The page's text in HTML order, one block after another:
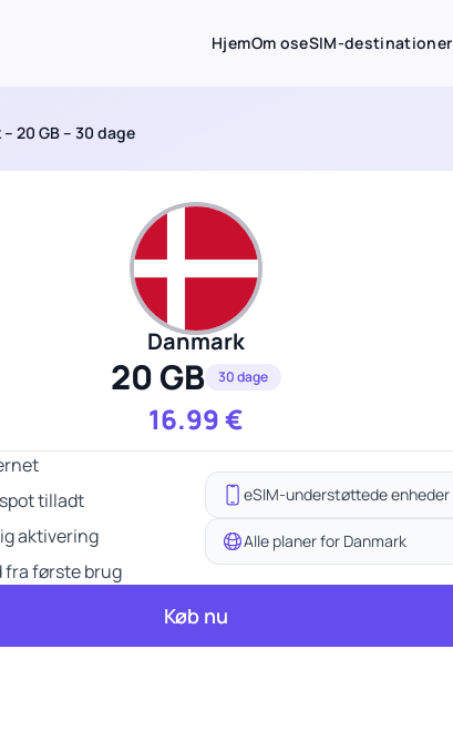
HjemOm oseSIM-destinationer
20 GB – 30 dage
Danmark
20 GB 30 dage
16.99€
tilladt
aktivering
fra første brug
eSIM-understøttede enheder
Alle planer for Danmark
Køb nu